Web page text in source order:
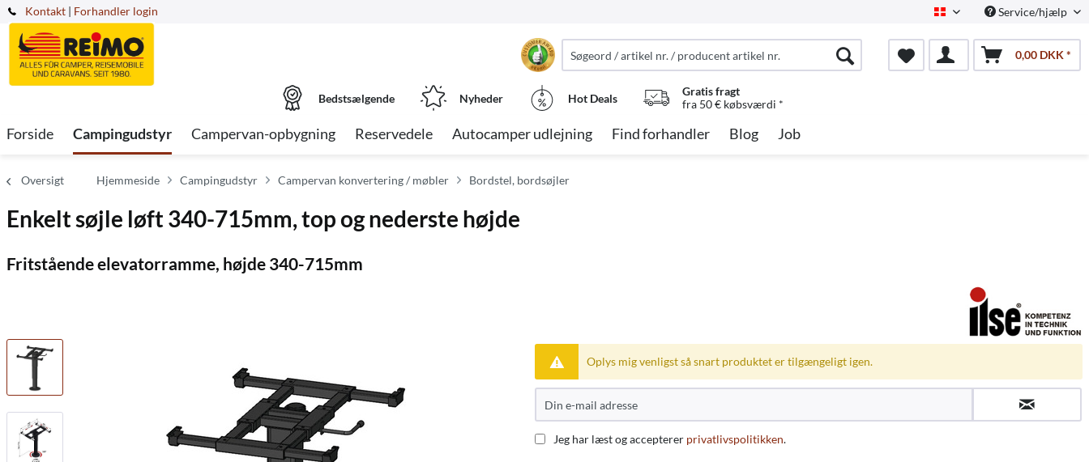
Kontakt Dansk Service/hjælp
| Forhandler login
0,00 DKK *
Bedstsælgende Nyheder Hot Deals
Gratis fragt
fra 50 € købsværdi *
Forside Campingudstyr Campervan-opbygning Reservedele Autocamper udlejning Find forhandler Blog Job
Oversigt Hjemmeside Campingudstyr Campervan konvertering / møbler Bordstel, bordsøjler
Enkelt søjle løft 340-715mm, top og nederste højde
Fritstående elevatorramme, højde 340-715mm
Oplys mig venligst så snart produktet er tilgængeligt igen.
Jeg har læst og accepterer privatlivspolitikken.